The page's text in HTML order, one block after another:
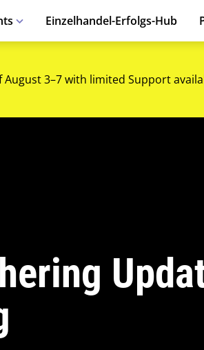
Einzelhandel-Erfolgs-Hub
3–7 with limited Support